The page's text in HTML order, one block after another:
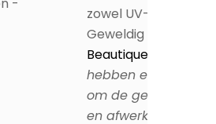
Beautique.be
hebben er alles
om de gelijkenis
en afwerking van
te reproduceren. De
weergave van